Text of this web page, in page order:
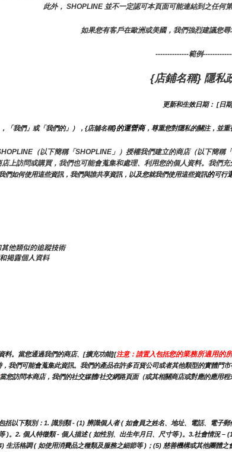
此外， SHOPLINE 並不一定認可本頁面可能連結到之任何
如果您有客戶在歐洲或美國，我們強烈建議您尋
--------------範例
{店鋪名稱} 隱私
更新和生效日期： [日
「我們」或「我們的」），{店舖名稱}的運營商，尊重您對隱私的關注，並重
（以下簡稱「SHOPLINE」）授權我們建立的商店（以下簡稱
上訪問或購買，我們也可能會蒐集和處理、利用您的個人資料。我們
們如何使用這些資訊，我們與誰共享資訊，以及您就我們使用這些資訊的可行
他類似的追蹤技術
揭露個人資料
料。當您通過我們的商店、[擴充功能][注意：請置入包括您的業務所適用的
我們可能會蒐集此資訊。我們的產品在許多百貨公司或者其他類型的實體門
當您訪問本商店，我們的社交媒體/社交網路頁面（或其相關商店或對應的應用
括以下類別：1. 識別類 - (1) 辨識個人者 ( 如會員之姓名、地址、電話、電子
)。2. 個人特徵類 - 個人描述 ( 如性別、出生年月日、尺寸等 )。3.社會情況
生活格調 ( 如使用消費品之種類及服務之細節等 )；(5) 慈善機構或其他團體之